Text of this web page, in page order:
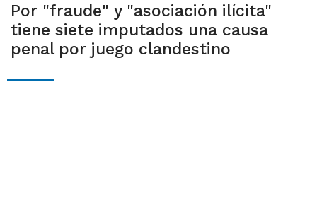
Por "fraude" y "asociación ilícita"
tiene siete imputados una causa
penal por juego clandestino